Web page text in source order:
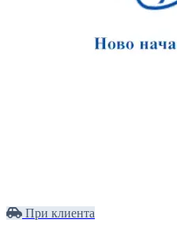
При клиента